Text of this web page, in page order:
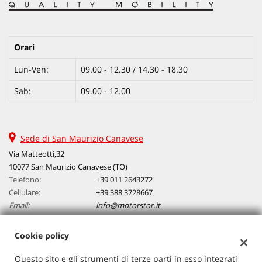
d'emergenza assistita • Freno di stazionamento elettrico • Hill
holder • Immobilizzatore elettronico • Isofix • Limitatore di
Pneumatici estivi • Riconoscimento dei segnali stradali • Schermo
Sensore di luce • Sensore di pioggia • Sensori di parcheggio
di riconoscimento della stanchezza • Specchietti laterali elettrici •
pelle • Volante multifunzione
Orari
Lun-Ven:
09.00 - 12.30 / 14.30 - 18.30
Sab:
09.00 - 12.00
Sede di San Maurizio Canavese
Via Matteotti,32
10077 San Maurizio Canavese (TO)
Telefono:
+39 011 2643272
Cellulare:
+39 388 3728667
Email:
info@motorstor.it
Email:
max@motorstor.it
Indicazioni stradali
Cookie policy
Questo sito e gli strumenti di terze parti in esso integrati